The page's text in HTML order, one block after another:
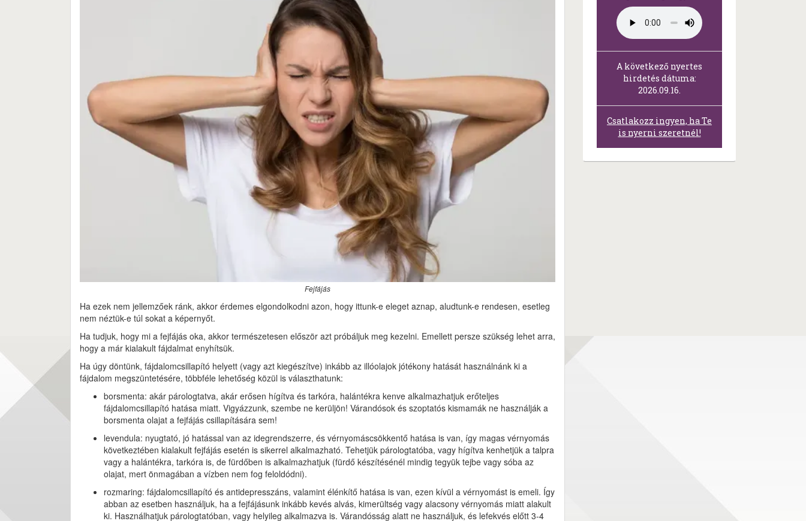
Fejfájás
Ha ezek nem jellemzőek ránk, akkor érdemes elgondolkodni azon, hogy ittunk-e eleget aznap, aludtunk-e rendesen, esetleg
nem néztük-e túl sokat a képernyőt.
Ha tudjuk, hogy mi a fejfájás oka, akkor természetesen először azt próbáljuk meg kezelni. Emellett persze szükség lehet arra,
hogy a már kialakult fájdalmat enyhítsük.
Ha úgy döntünk, fájdalomcsillapító helyett (vagy azt kiegészítve) inkább az illóolajok jótékony hatását használnánk ki a
fájdalom megszüntetésére, többféle lehetőség közül is választhatunk:
borsmenta: akár párologtatva, akár erősen hígítva és tarkóra, halántékra kenve alkalmazhatjuk erőteljes
fájdalomcsillapító hatása miatt. Vigyázzunk, szembe ne kerüljön! Várandósok és szoptatós kismamák ne használják a
borsmenta olajat a fejfájás csillapítására sem!
levendula: nyugtató, jó hatással van az idegrendszerre, és vérnyomáscsökkentő hatása is van, így magas vérnyomás
következtében kialakult fejfájás esetén is sikerrel alkalmazható. Tehetjük párologtatóba, vagy hígítva kenhetjük a talpra
vagy a halántékra, tarkóra is, de fürdőben is alkalmazhatjuk (fürdő készítésénél mindig tegyük tejbe vagy sóba az
olajat, mert önmagában a vízben nem fog feloldódni).
rozmaring: fájdalomcsillapító és antidepresszáns, valamint élénkítő hatása is van, ezen kívül a vérnyomást is emeli. Így
abban az esetben használjuk, ha a fejfájásunk inkább kevés alvás, kimerültség vagy alacsony vérnyomás miatt alakult
ki. Használhatjuk párologtatóban, vagy helyileg alkalmazva is. Várandósság alatt ne használjuk, és lefekvés előtt 3-4
A következő nyertes
hirdetés dátuma:
2026.09.16.
Csatlakozz ingyen, ha Te
is nyerni szeretnél!